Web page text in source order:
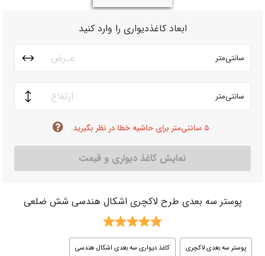
ابعاد کاغذدیواری را وارد کنید
سانتی‌متر
سانتی‌متر
۵ سانتی‌متر برای حاشیه خطا در نظر بگیرید.
نمایش کاغذ دیواری و قیمت
پوستر سه بعدی طرح لاکچری اشکال هندسی شش ضلعی
پوستر سه بعدی لاکچری کاغذ دیواری سه بعدی اشکال هندسی